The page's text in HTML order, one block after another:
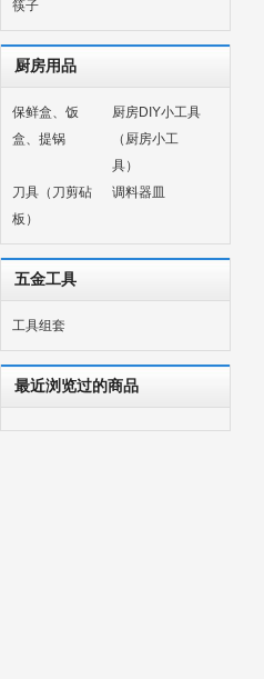
筷子
厨房用品
保鲜盒、饭
盒、提锅
厨房DIY小工具
（厨房小工
具）
刀具（刀剪砧
板）
调料器皿
五金工具
工具组套
最近浏览过的商品